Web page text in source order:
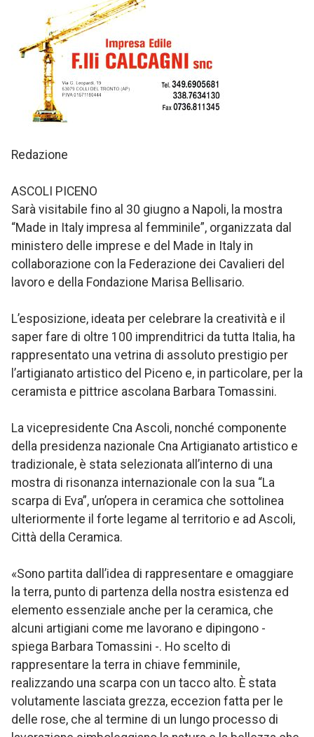
Redazione
ASCOLI PICENO
Sarà visitabile fino al 30 giugno a Napoli, la mostra
“Made in Italy impresa al femminile”, organizzata dal
ministero delle imprese e del Made in Italy in
collaborazione con la Federazione dei Cavalieri del
lavoro e della Fondazione Marisa Bellisario.
L’esposizione, ideata per celebrare la creatività e il
saper fare di oltre 100 imprenditrici da tutta Italia, ha
rappresentato una vetrina di assoluto prestigio per
l’artigianato artistico del Piceno e, in particolare, per la
ceramista e pittrice ascolana Barbara Tomassini.
La vicepresidente Cna Ascoli, nonché componente
della presidenza nazionale Cna Artigianato artistico e
tradizionale, è stata selezionata all’interno di una
mostra di risonanza internazionale con la sua “La
scarpa di Eva”, un’opera in ceramica che sottolinea
ulteriormente il forte legame al territorio e ad Ascoli,
Città della Ceramica.
«Sono partita dall’idea di rappresentare e omaggiare
la terra, punto di partenza della nostra esistenza ed
elemento essenziale anche per la ceramica, che
alcuni artigiani come me lavorano e dipingono -
spiega Barbara Tomassini -. Ho scelto di
rappresentare la terra in chiave femminile,
realizzando una scarpa con un tacco alto. È stata
volutamente lasciata grezza, eccezion fatta per le
delle rose, che al termine di un lungo processo di